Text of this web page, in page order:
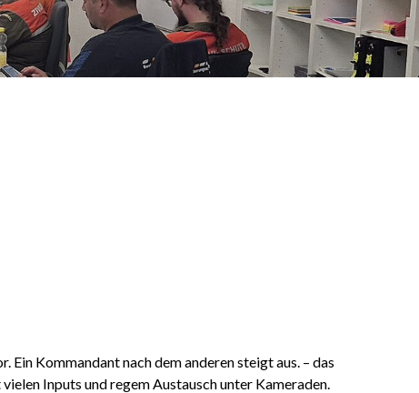
Kommandant nach dem anderen steigt aus. – das
Inputs und regem Austausch unter Kameraden.